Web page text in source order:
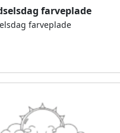
farveplade
farveplade